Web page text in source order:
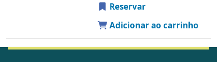
Reservar
Adicionar ao carrinho